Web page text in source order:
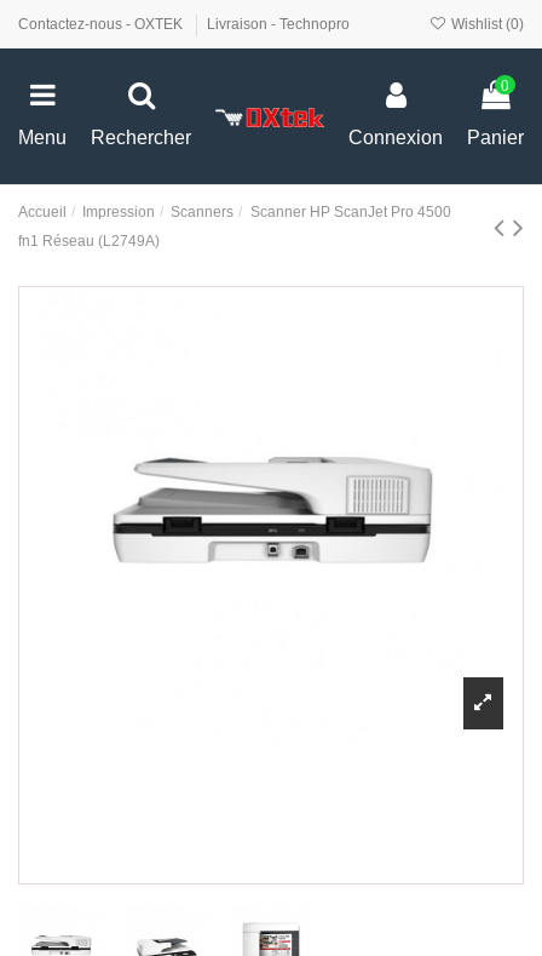
Contactez-nous - OXTEK Livraison - Technopro Wishlist (0)
Menu Rechercher Connexion
0
Panier
Accueil Impression Scanners
Scanner HP ScanJet Pro 4500
fn1 Réseau (L2749A)